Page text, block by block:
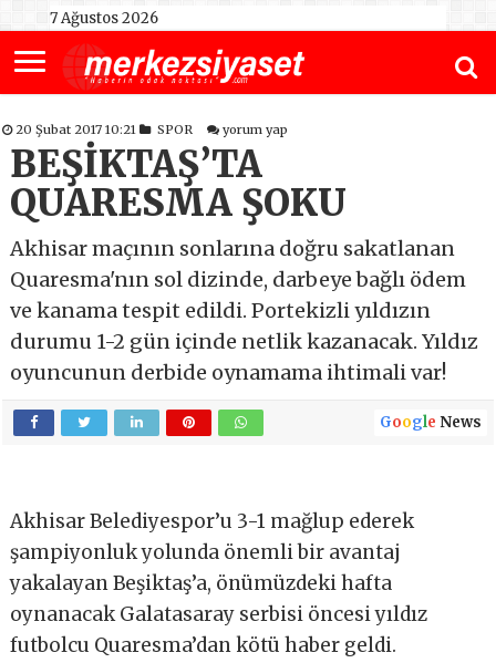
7 Ağustos 2026
20 Şubat 2017 10:21 SPOR yorum yap
BEŞİKTAŞ’TA
QUARESMA ŞOKU
Akhisar maçının sonlarına doğru sakatlanan
Quaresma'nın sol dizinde, darbeye bağlı ödem
ve kanama tespit edildi. Portekizli yıldızın
durumu 1-2 gün içinde netlik kazanacak. Yıldız
oyuncunun derbide oynamama ihtimali var!
Google News
Akhisar Belediyespor’u 3-1 mağlup ederek
şampiyonluk yolunda önemli bir avantaj
yakalayan Beşiktaş’a, önümüzdeki hafta
oynanacak Galatasaray serbisi öncesi yıldız
futbolcu Quaresma’dan kötü haber geldi.